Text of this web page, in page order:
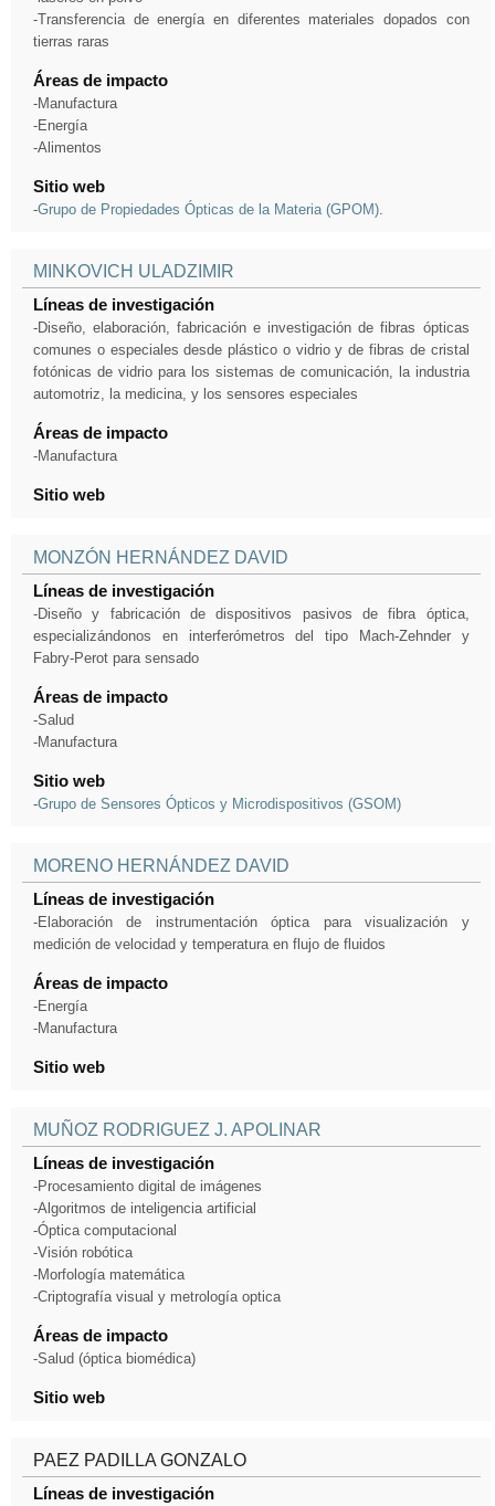
-Transferencia de energía en diferentes materiales dopados con
tierras raras
Áreas de impacto
-Manufactura
-Energía
-Alimentos
Sitio web
-Grupo de Propiedades Ópticas de la Materia (GPOM)
MINKOVICH ULADZIMIR
Líneas de investigación
-Diseño, elaboración, fabricación e investigación de fibras ópticas
comunes o especiales desde plástico o vidrio y de fibras de cristal
fotónicas de vidrio para los sistemas de comunicación, la industria
automotriz, la medicina, y los sensores especiales
Áreas de impacto
-Manufactura
Sitio web
MONZÓN HERNÁNDEZ DAVID
Líneas de investigación
-Diseño y fabricación de dispositivos pasivos de fibra óptica,
especializándonos en interferómetros del tipo Mach-Zehnder y
Fabry-Perot para sensado
Áreas de impacto
-Salud
-Manufactura
Sitio web
-Grupo de Sensores Ópticos y Microdispositivos (GSOM)
MORENO HERNÁNDEZ DAVID
Líneas de investigación
-Elaboración de instrumentación óptica para visualización y
medición de velocidad y temperatura en flujo de fluidos
Áreas de impacto
-Energía
-Manufactura
Sitio web
MUÑOZ RODRIGUEZ J. APOLINAR
Líneas de investigación
-Procesamiento digital de imágenes
-Algoritmos de inteligencia artificial
-Óptica computacional
-Visión robótica
-Morfología matemática
-Criptografía visual y metrología optica
Áreas de impacto
-Salud (óptica biomédica)
Sitio web
PAEZ PADILLA GONZALO
Líneas de investigación